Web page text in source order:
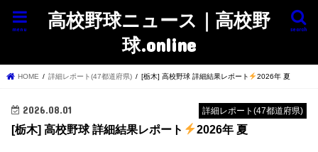
高校野球ニュース｜高校野
球.online
search
menu
HOME 詳細レポート(47都道府県) [栃木] 高校野球 詳細結果レポート 2026年 夏
詳細レポート(47都道府県)
2026.08.01
[栃木] 高校野球 詳細結果レポート 2026年 夏